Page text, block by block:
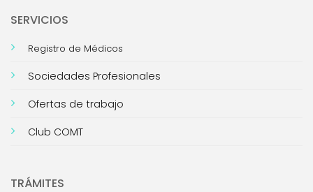
SERVICIOS
Registro de Médicos
Sociedades Profesionales
Ofertas de trabajo
Club COMT
TRÁMITES